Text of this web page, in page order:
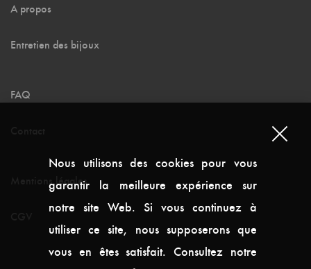
A propos
Entretien des bijoux
FAQ
Mentions légales
Nous utilisons des cookies pour vous
garantir la meilleure expérience sur
notre site Web. Si vous continuez à
utiliser ce site, nous supposerons que
vous en êtes satisfait. Consultez notre